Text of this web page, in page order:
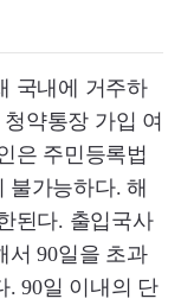
국내에 거주하
약통장 가입 여
은 주민등록법
불가능하다. 해
된다. 출입국사
서 90일을 초과
. 90일 이내의 단